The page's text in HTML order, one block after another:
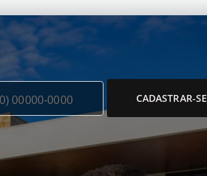
CADASTRAR-SE